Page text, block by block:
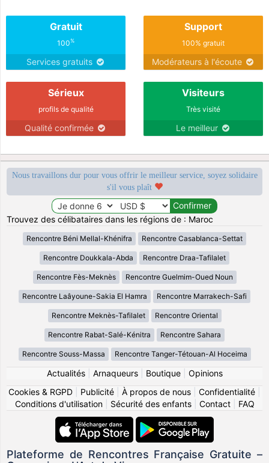
Gratuit
100%
Services gratuits
Support
100% gratuit
Modérateurs à l'écoute
Sérieux
profils de qualité
Qualité confirmée
Visiteurs
Très visité
Le meilleur
Nous travaillons dur pour vous offrir le meilleur service, soyez solidaire
s'il vous plaît
Trouvez des célibataires dans les régions de : Maroc
Rencontre Béni Mellal-Khénifra Rencontre Casablanca-Settat
Rencontre Doukkala-Abda Rencontre Draa-Tafilalet
Rencontre Fès-Meknès Rencontre Guelmim-Oued Noun
Rencontre Laâyoune-Sakia El Hamra Rencontre Marrakech-Safi
Rencontre Meknès-Tafilalet Rencontre Oriental
Rencontre Rabat-Salé-Kénitra Rencontre Sahara
Rencontre Souss-Massa Rencontre Tanger-Tétouan-Al Hoceima
Actualités| Arnaqueurs| Boutique| Opinions
Cookies & RGPD
Publicité À propos de nous Confidentialité
Conditions d'utilisation| Sécurité des enfants| Contact| FAQ
Plateforme de Rencontres Française Gratuite –